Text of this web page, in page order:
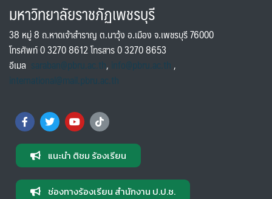
มหาวิทยาลัยราชภัฏเพชรบุรี
38 หมู่ 8 ถ.หาดเจ้าสำราญ ต.นาวุ้ง อ.เมือง จ.เพชรบุรี 76000
โทรศัพท์ 0 3270 8612 โทรสาร 0 3270 8653
อีเมล saraban@pbru.ac.th, info@pbru.ac.th,
international@mail.pbru.ac.th
แนะนำ ติชม ร้องเรียน
ช่องทางร้องเรียน สำนักงาน ป.ป.ช.